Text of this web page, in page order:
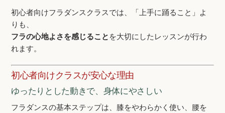
初心者向けフラダンスクラスでは、「上手に踊ること」よ
りも、
フラの心地よさを感じることを大切にしたレッスンが行わ
れます。
初心者向けクラスが安心な理由
ゆったりとした動きで、身体にやさしい
フラダンスの基本ステップは、膝をやわらかく使い、腰を